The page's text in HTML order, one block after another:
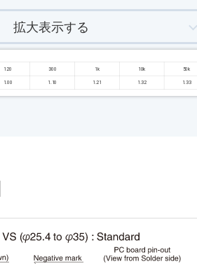
拡大表示する
120 300 1k 10k 50k
1.00 1.10 1.21 1.32 1.33